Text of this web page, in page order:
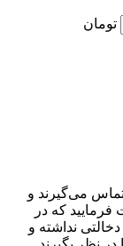
تومان
تماس می‌گیرند و
که در
نداشته و